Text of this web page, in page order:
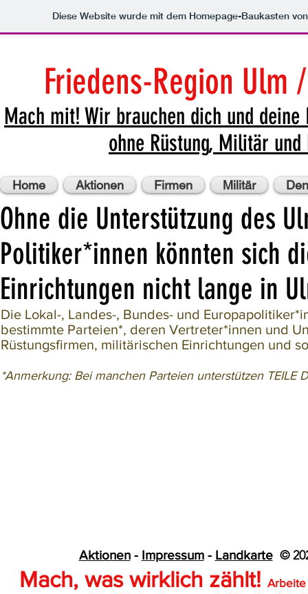
Diese Website wurde mit dem Homepage-Baukasten
Friedens-Region Ulm
Mach mit!Wir brauchen dich und deine
ohne Rüstung, Militär
Home Aktionen Firmen Militär
Ohne die Unterstützung des
Politiker*innen könnten sich
Einrichtungen nicht lange in
Die Lokal-, Landes-, Bundes- und
bestimmte Parteien*, deren Vertreter*innen und
Rüstungsfirmen, militärischen Einrichtungen und
*Anmerkung: Bei manchen Parteien unterstützen TEILE
Aktionen - Impressum- Landkarte ©
Mach, was wirklich zählt! Arbeite